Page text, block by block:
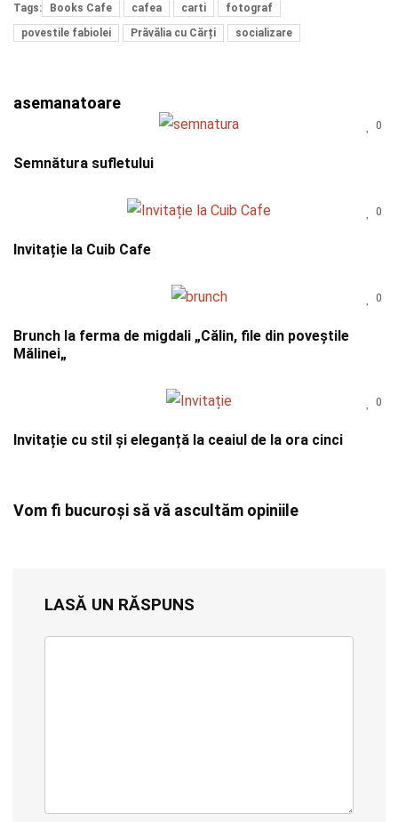
Tags: Books Cafe cafea carti
fotograf
povestile fabiolei
Prăvălia cu Cărți socializare
asemanatoare
0
Semnătura sufletului
0
Invitație la Cuib Cafe
0
Brunch la ferma de migdali „Călin, file din poveştile
Mălinei„
0
Invitație cu stil și eleganță la ceaiul de la ora cinci
Vom fi bucuroși să vă ascultăm opiniile
LASĂ UN RĂSPUNS